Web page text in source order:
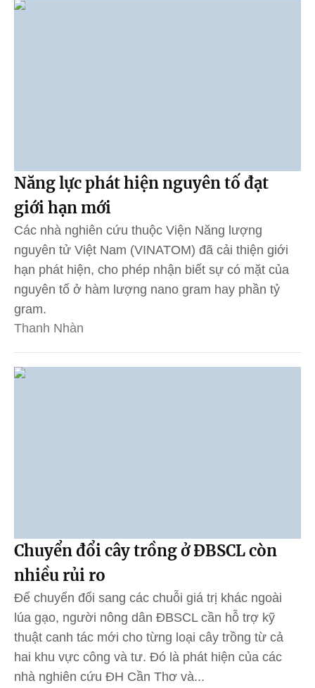
Năng lực phát hiện nguyên tố đạt
giới hạn mới
Các nhà nghiên cứu thuộc Viện Năng lượng
nguyên tử Việt Nam (VINATOM) đã cải thiện giới
hạn phát hiện, cho phép nhận biết sự có mặt của
nguyên tố ở hàm lượng nano gram hay phần tỷ
gram.
Thanh Nhàn
Chuyển đổi cây trồng ở ĐBSCL còn
nhiều rủi ro
Để chuyển đổi sang các chuỗi giá trị khác ngoài
lúa gạo, người nông dân ĐBSCL cần hỗ trợ kỹ
thuật canh tác mới cho từng loại cây trồng từ cả
hai khu vực công và tư. Đó là phát hiện của các
nhà nghiên cứu ĐH Cần Thơ và...